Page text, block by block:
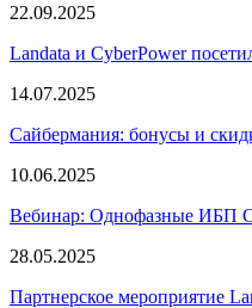
22.09.2025
Landata и CyberPower
14.07.2025
Сайбермания: бонусы и
10.06.2025
Вебинар: Однофазные ИБП
28.05.2025
Партнерское мероприятие